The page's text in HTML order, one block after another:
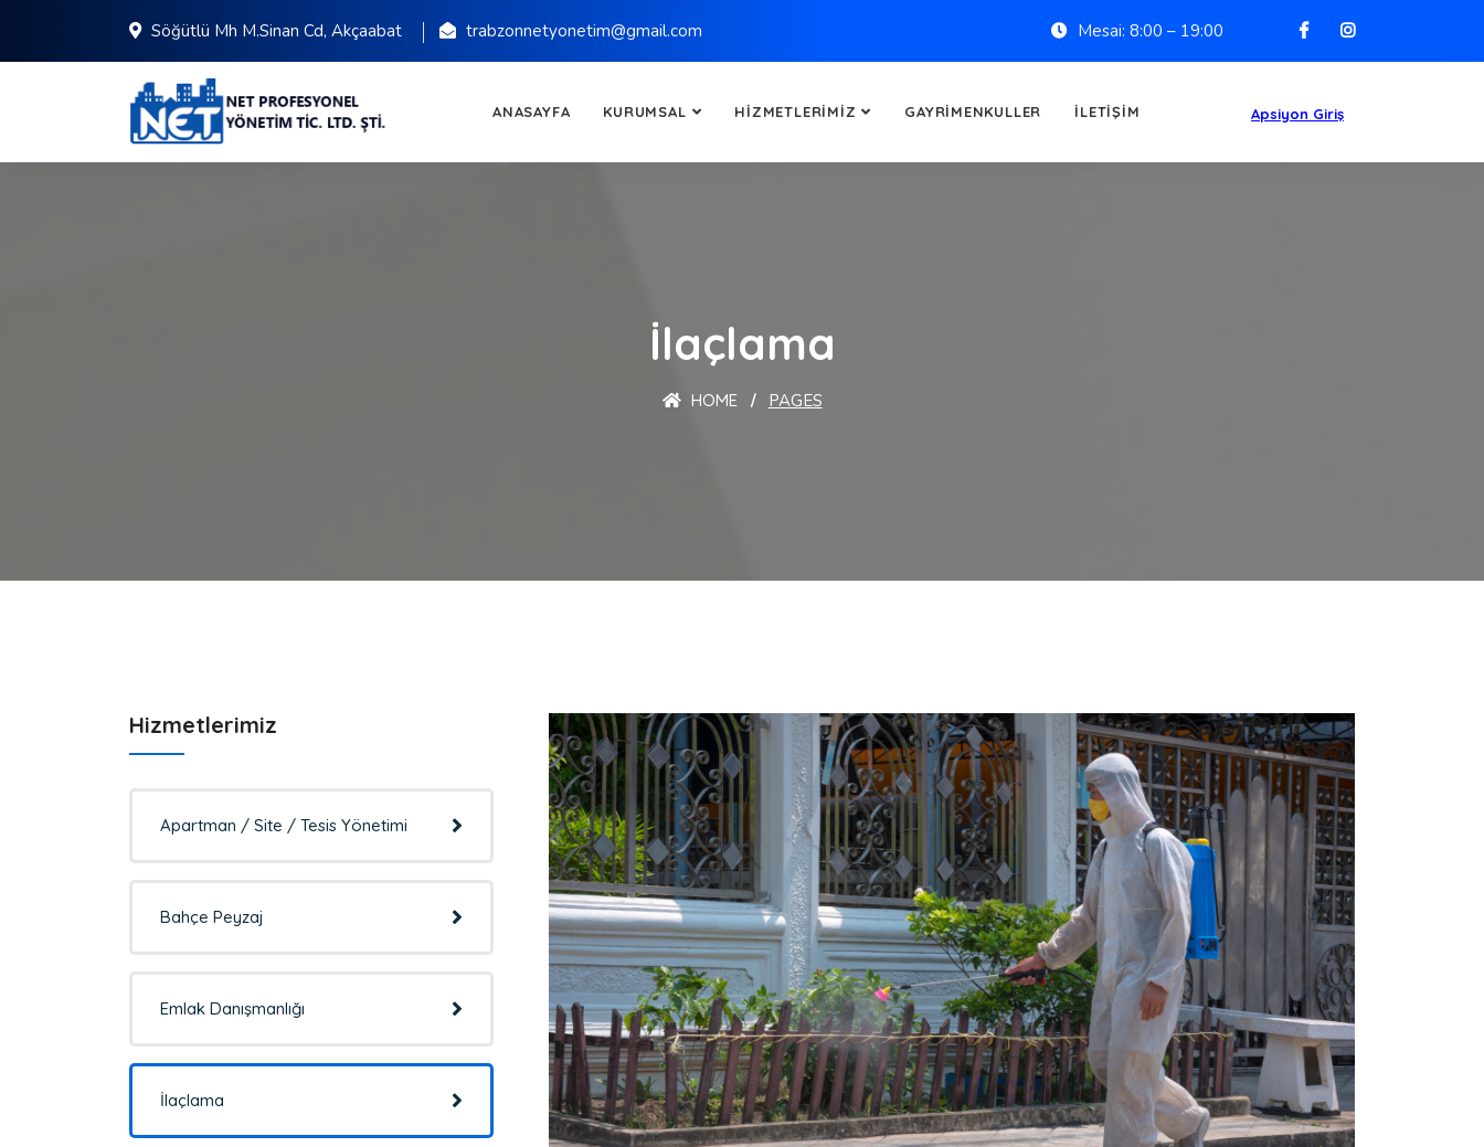
Söğütlü Mh M.Sinan Cd, Akçaabat trabzonnetyonetim@gmail.com Mesai: 8:00 – 19:00
Apsiyon Giriş
ANASAYFA KURUMSAL HIZMETLERIMIZ GAYRIMENKULLER İLETIŞIM
İlaçlama
HOME PAGES
Hizmetlerimiz
Apartman / Site / Tesis Yönetimi
Bahçe Peyzaj
Emlak Danışmanlığı
İlaçlama